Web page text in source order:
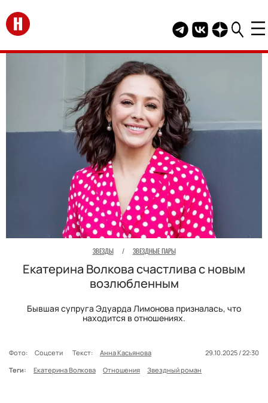
Перейти на главную
Telegram канал
Группа HELLO
Канал
ЗВЕЗДЫ / ЗВЕЗДНЫЕ ПАРЫ
Екатерина Волкова счастлива с новым
возлюбленным
Бывшая супруга Эдуарда Лимонова призналась, что
находится в отношениях.
Фото: Соцсети Текст: Анна Касьянова
29.10.2025 / 22:30
Теги:
Екатерина Волкова Отношения Звездный роман